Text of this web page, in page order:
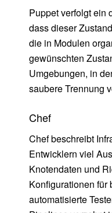
Puppet verfolgt ein
dass dieser
die in Modulen
gewünschten
Umgebungen, in
saubere Trennung
Chef
Chef beschreibt
Entwicklern viel
Knotendaten und
Konfigurationen für
automatisierte